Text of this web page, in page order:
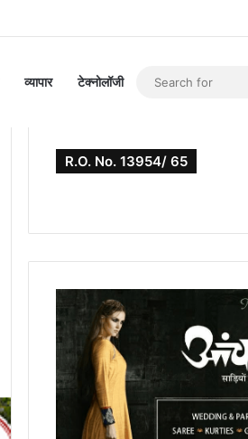
व्यापार टेक्नोलॉजी
R.O. No. 13954/ 65